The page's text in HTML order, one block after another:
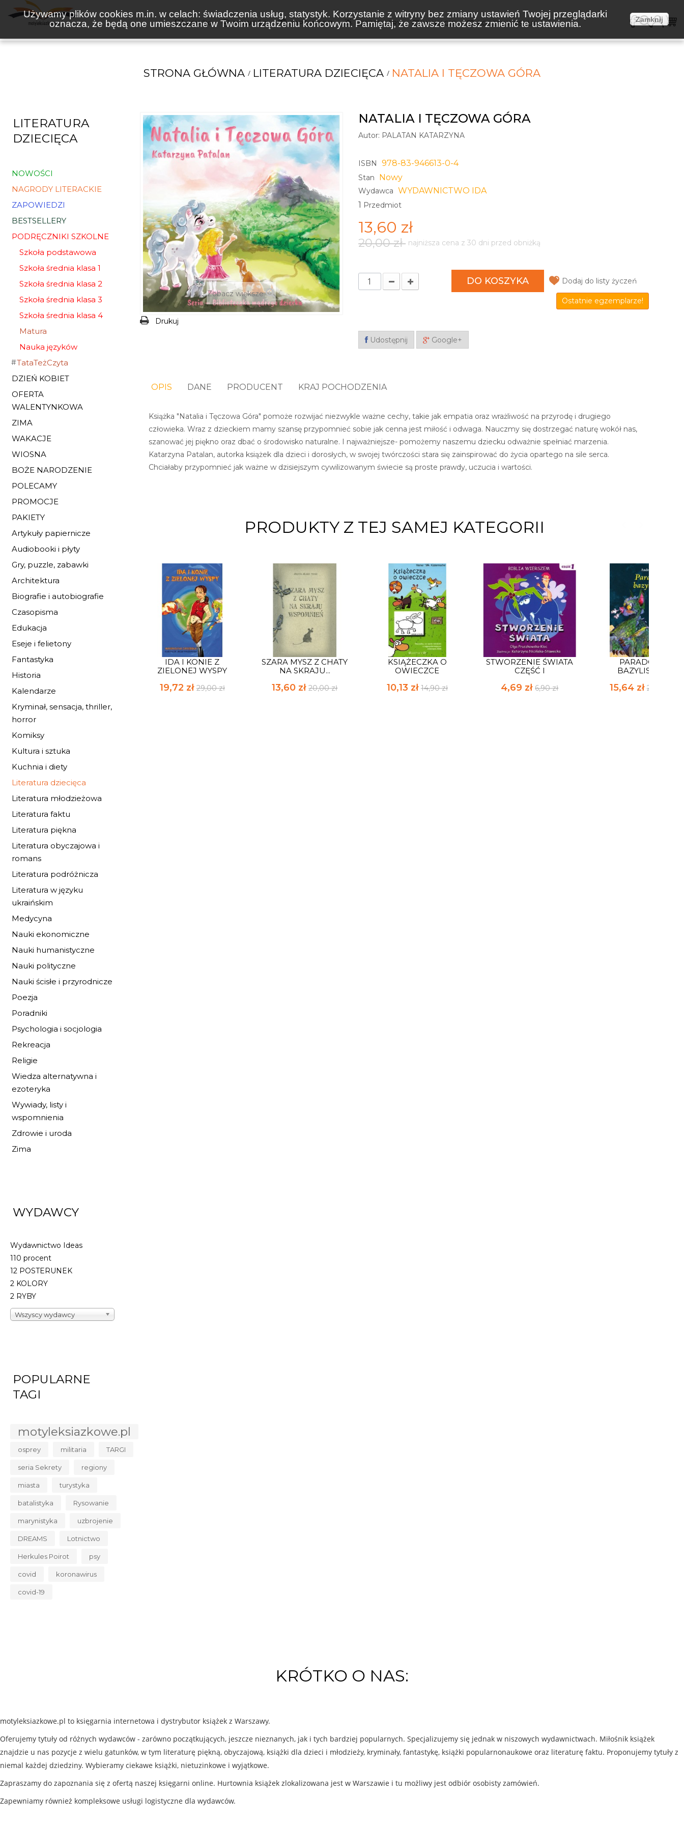
Używamy plików cookies m.in. w celach: świadczenia usług, statystyk. Korzystanie z witryny bez zmiany ustawień Twojej przeglądarki
oznacza, że będą one umieszczane w Twoim urządzeniu końcowym. Pamiętaj, że zawsze możesz zmienić te ustawienia.
Zamknij
KSIĄŻKI NOWOŚCI ZAPOWIEDZI BESTSELLERY WAKACJE KOSZTY WYSYŁKI
STRONA GŁÓWNA LITERATURA DZIECIĘCA NATALIA I TĘCZOWA GÓRA
LITERATURA
DZIECIĘCA
NOWOŚCI
NAGRODY LITERACKIE
ZAPOWIEDZI
BESTSELLERY
PODRĘCZNIKI SZKOLNE
Szkoła podstawowa
Szkoła średnia klasa 1
Szkoła średnia klasa 2
Szkoła średnia klasa 3
Szkoła średnia klasa 4
Matura
Nauka języków
TataTeżCzyta
DZIEŃ KOBIET
OFERTA
WALENTYNKOWA
ZIMA
WAKACJE
WIOSNA
BOŻE NARODZENIE
POLECAMY
PROMOCJE
PAKIETY
Artykuły papiernicze
Audiobooki i płyty
Gry, puzzle, zabawki
Architektura
Biografie i autobiografie
Czasopisma
Edukacja
Eseje i felietony
Fantastyka
Historia
Kalendarze
Kryminał, sensacja, thriller,
horror
Komiksy
Kultura i sztuka
Kuchnia i diety
Literatura dziecięca
Literatura młodzieżowa
Literatura faktu
Literatura piękna
Literatura obyczajowa i
romans
Literatura podróżnicza
Literatura w języku
ukraińskim
Medycyna
Nauki ekonomiczne
Nauki humanistyczne
Nauki polityczne
Nauki ścisłe i przyrodnicze
Poezja
Poradniki
Psychologia i socjologia
Rekreacja
Religie
Wiedza alternatywna i
ezoteryka
Wywiady, listy i
wspomnienia
Zdrowie i uroda
Zima
WYDAWCY
Wydawnictwo Ideas
110 procent
12 POSTERUNEK
2 KOLORY
2 RYBY
Wszyscy wydawcy
POPULARNE
TAGI
motyleksiazkowe.pl
osprey militaria TARGI
seria Sekrety regiony
miasta turystyka
batalistyka Rysowanie
marynistyka uzbrojenie
DREAMS Lotnictwo
Herkules Poirot psy
covid koronawirus
covid-19
Zobacz większe
Drukuj
NATALIA I TĘCZOWA GÓRA
Autor: PALATAN KATARZYNA
ISBN 978-83-946613-0-4
Stan Nowy
Wydawca WYDAWNICTWO IDA
1 Przedmiot
13,60 zł
20,00 zł najniższa cena z 30 dni przed obniżką
DO KOSZYKA Dodaj do listy życzeń
Ostatnie egzemplarze!
Udostępnij Google+
OPIS DANE PRODUCENT KRAJ POCHODZENIA
Książka "Natalia i Tęczowa Góra" pomoże rozwijać niezwykle ważne cechy, takie jak empatia oraz wrażliwość na przyrodę i drugiego
człowieka. Wraz z dzieckiem mamy szansę przypomnieć sobie jak cenna jest miłość i odwaga. Nauczmy się dostrzegać naturę wokół nas,
szanować jej piękno oraz dbać o środowisko naturalne. I najważniejsze- pomożemy naszemu dziecku odważnie spełniać marzenia.
Katarzyna Patalan, autorka książek dla dzieci i dorosłych, w swojej twórczości stara się zainspirować do życia opartego na sile serca.
Chciałaby przypomnieć jak ważne w dzisiejszym cywilizowanym świecie są proste prawdy, uczucia i wartości.
PRODUKTY Z TEJ SAMEJ KATEGORII
IDA I KONIE Z
ZIELONEJ WYSPY
19,72 zł 29,00 zł
SZARA MYSZ Z CHATY
NA SKRAJU...
13,60 zł20,00 zł
KSIĄŻECZKA O
OWIECZCE
10,13 zł 14,90 zł
STWORZENIE ŚWIATA
CZĘŚĆ I
4,69 zł6,90 zł
PARADOKS
BAZYLISZKA
15,64 zł 23,00 zł
KRÓTKO O NAS:
motyleksiazkowe.pl to księgarnia internetowa i dystrybutor książek z Warszawy.
Oferujemy tytuły od różnych wydawców - zarówno początkujących, jeszcze nieznanych, jak i tych bardziej popularnych. Specjalizujemy się jednak w niszowych wydawnictwach. Miłośnik książek
znajdzie u nas pozycje z wielu gatunków, w tym literaturę piękną, obyczajową, książki dla dzieci i młodzieży, kryminały, fantastykę, książki popularnonaukowe oraz literaturę faktu. Proponujemy tytuły z
niemal każdej dziedziny. Wybieramy ciekawe książki, nietuzinkowe i wyjątkowe.
Zapraszamy do zapoznania się z ofertą naszej księgarni online. Hurtownia książek zlokalizowana jest w Warszawie i tu możliwy jest odbiór osobisty zamówień.
Zapewniamy również kompleksowe usługi logistyczne dla wydawców.